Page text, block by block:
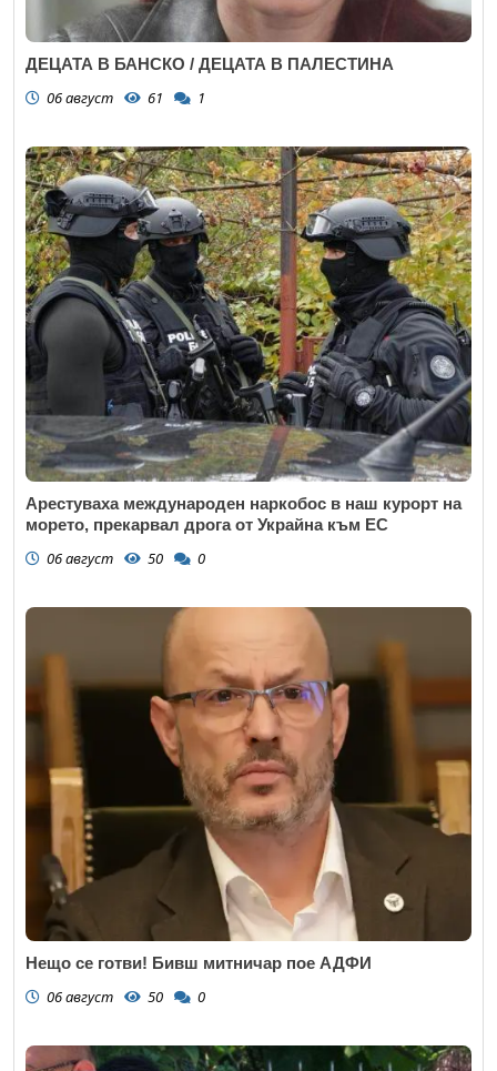
ДЕЦАТА В БАНСКО / ДЕЦАТА В ПАЛЕСТИНА
06 август 61 1
Арестуваха международен наркобос в наш курорт на
морето, прекарвал дрога от Украйна към ЕС
06 август 50 0
Нещо се готви! Бивш митничар пое АДФИ
06 август 50 0